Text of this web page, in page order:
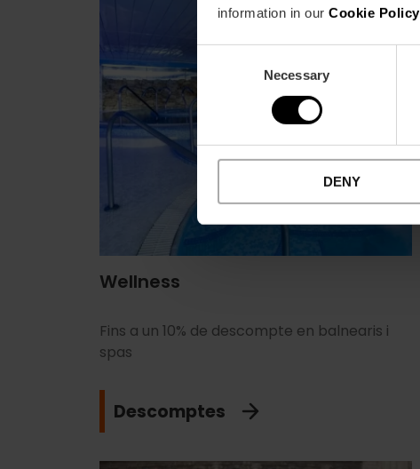
information in our Cookie Policy
Selection
Necessary
DENY
Wellness
Fins a un 10% de descompte en balnearis i
spas
Descomptes